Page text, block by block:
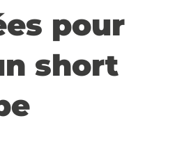
pour
short